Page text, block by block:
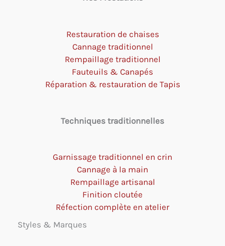
Restauration de chaises
Cannage traditionnel
Rempaillage traditionnel
Fauteuils & Canapés
Réparation & restauration de Tapis
Techniques traditionnelles
Garnissage traditionnel en crin
Cannage à la main
Rempaillage artisanal
Finition cloutée
Réfection complète en atelier
Styles & Marques